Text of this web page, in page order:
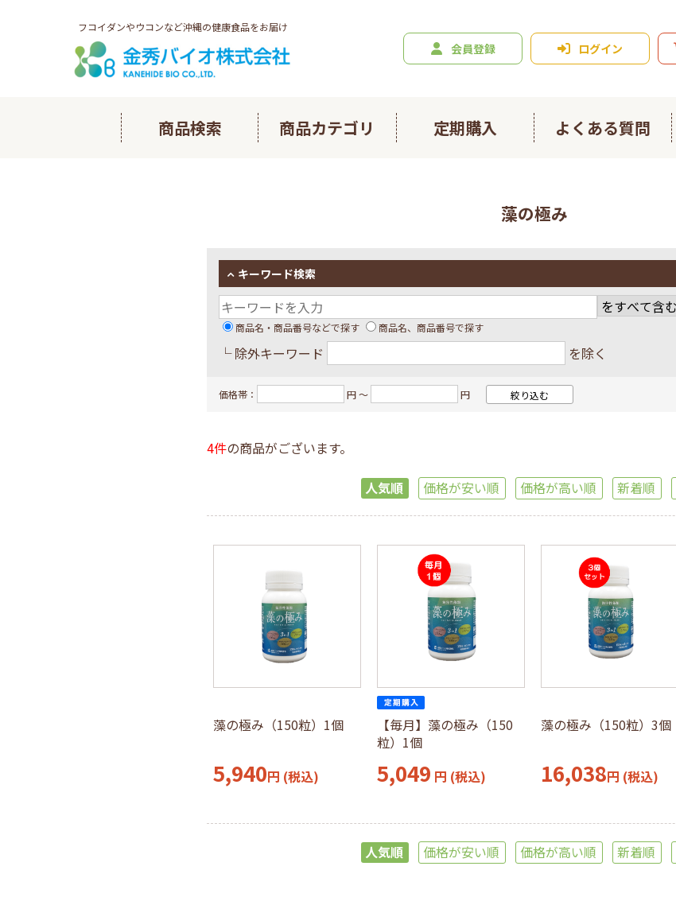
フコイダンやウコンなど沖縄の健康食品をお届け
会員登録 ログイン
商品検索 商品カテゴリ
フコイダン4種お試しセット
琉球フコイダンプラス にんにくの恵み
フコイダン商品 NANO LIPOシリーズ
島とうふのおからコッティ その他の健康食品
一般食品・その他
ギフト・取り寄せ商品
定期購入 よくある質問
藻の極み
キーワード検索
商品名・商品番号などで探す 商品名、商品番号で探す
└ 除外キーワード を除く
価格帯： 円 ～ 円
4件の商品がございます。
人気順 価格が安い順 価格が高い順 新着順
藻の極み（150粒）1個
5,940円 (税込)
【毎月】藻の極み（150
粒）1個
5,049 円 (税込)
藻の極み（150粒）3個
16,038円 (税込)
人気順 価格が安い順 価格が高い順 新着順